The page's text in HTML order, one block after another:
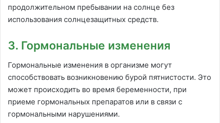
продолжительном пребывании на солнце без
использования солнцезащитных средств.
3. Гормональные изменения
Гормональные изменения в организме могут
способствовать возникновению бурой пятнистости. Это
может происходить во время беременности, при
приеме гормональных препаратов или в связи с
гормональными нарушениями.